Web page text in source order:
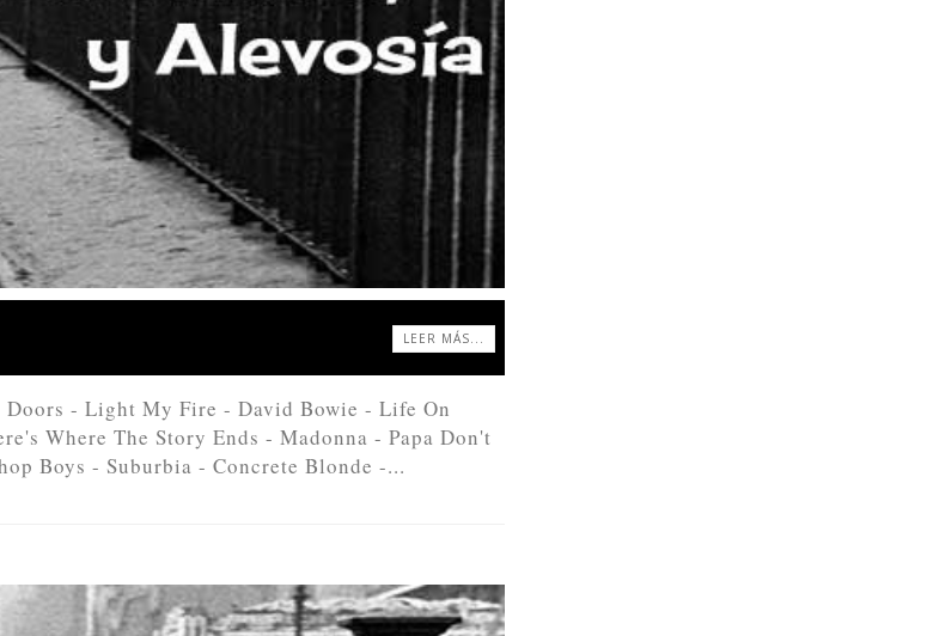
LEER MÁS...
- Light My Fire - David Bowie - Life On
Where The Story Ends - Madonna - Papa Don't
Boys - Suburbia - Concrete Blonde -...